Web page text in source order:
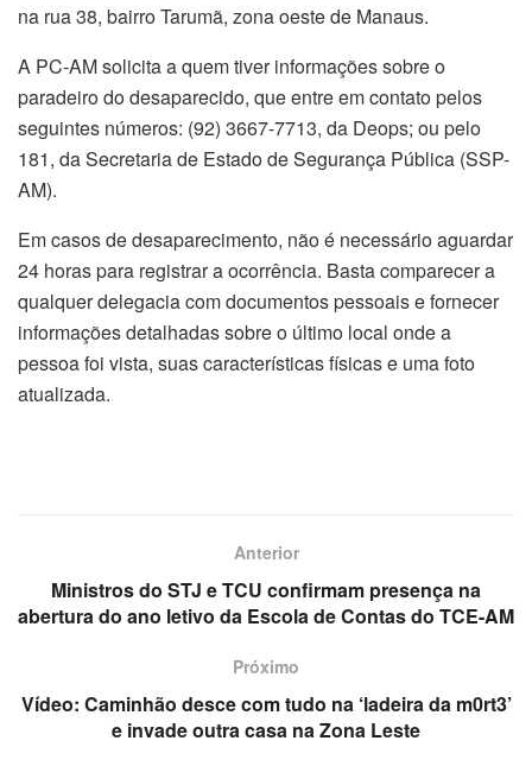
na rua 38, bairro Tarumã, zona oeste de Manaus.
A PC-AM solicita a quem tiver informações sobre o
paradeiro do desaparecido, que entre em contato pelos
seguintes números: (92) 3667-7713, da Deops; ou pelo
181, da Secretaria de Estado de Segurança Pública (SSP-
AM).
Em casos de desaparecimento, não é necessário aguardar
24 horas para registrar a ocorrência. Basta comparecer a
qualquer delegacia com documentos pessoais e fornecer
informações detalhadas sobre o último local onde a
pessoa foi vista, suas características físicas e uma foto
atualizada.
Anterior
Ministros do STJ e TCU confirmam presença na
abertura do ano letivo da Escola de Contas do TCE-AM
Próximo
Vídeo: Caminhão desce com tudo na ‘ladeira da m0rt3’
e invade outra casa na Zona Leste